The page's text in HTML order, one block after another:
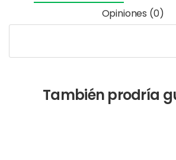
Opiniones (0)
También prodría